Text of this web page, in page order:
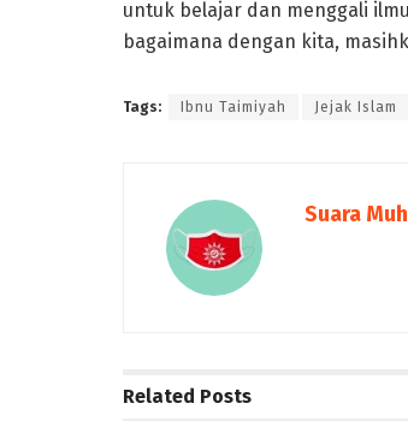
untuk belajar dan menggali
bagaimana dengan kita,
Tags: Ibnu Taimiyah Jejak Islam
Suara
Related Posts